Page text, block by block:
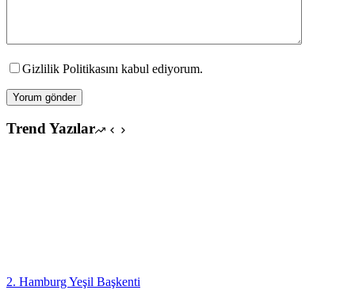
Gizlilik Politikasını kabul ediyorum.
Yorum gönder
Trend Yazılar
2. Hamburg Yeşil Başkenti